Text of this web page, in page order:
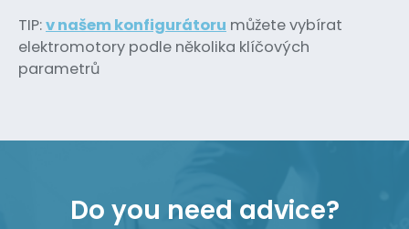
TIP:v našem konfigurátoru můžete vybírat
elektromotory podle několika klíčových
parametrů
Do you need advice?